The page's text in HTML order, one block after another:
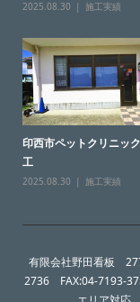
2025.08.30 施工実績
印西市ペットクリニッ
工
2025.08.30 施工実績
有限会社野田看板
2736 FAX:04-7193-